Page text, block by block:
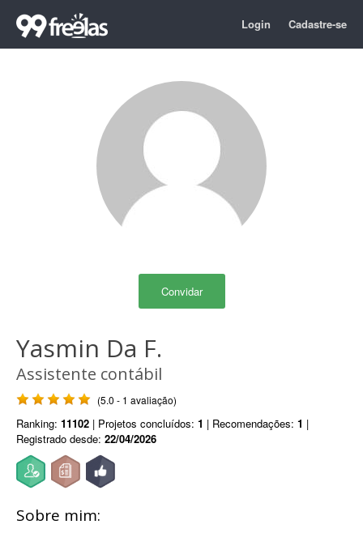
Login Cadastre-se
Convidar
Yasmin Da F.
Assistente contábil
(5.0 - 1 avaliação)
Ranking: 11102 | Projetos concluídos: 1 | Recomendações: 1 |
Registrado desde: 22/04/2026
Sobre mim: